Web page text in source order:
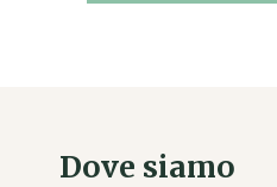
Dove siamo